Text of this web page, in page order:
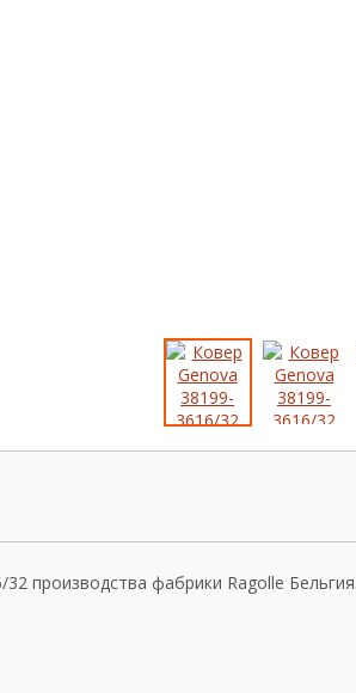
производства фабрики Ragolle